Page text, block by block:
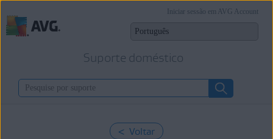
Suporte doméstico
Iniciar sessão em AVG Account
< Voltar